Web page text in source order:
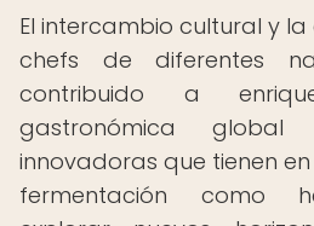
El intercambio cultural y
chefs de diferentes
contribuido a
gastronómica global
innovadoras que tienen
fermentación como